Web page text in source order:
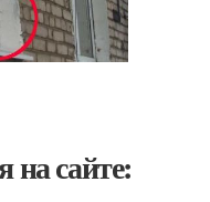
на сайте: